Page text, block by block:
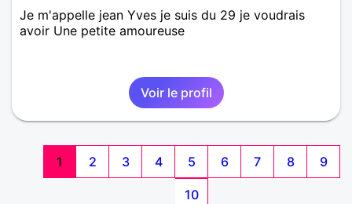
Je m'appelle jean Yves je suis du 29 je voudrais
avoir Une petite amoureuse
Voir le profil
1 2 3 4 5 6 7 8 9
10